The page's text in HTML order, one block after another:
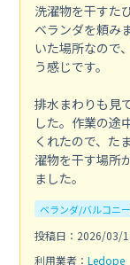
洗濯物を干すた
ベランダを頼み
いた場所なので
う感じです。
排水まわりも見
した。作業の途
くれたので、た
濯物を干す場所
ました。
ベランダ/バルコニ
投稿日：2026/03/
利用業者： Ledope